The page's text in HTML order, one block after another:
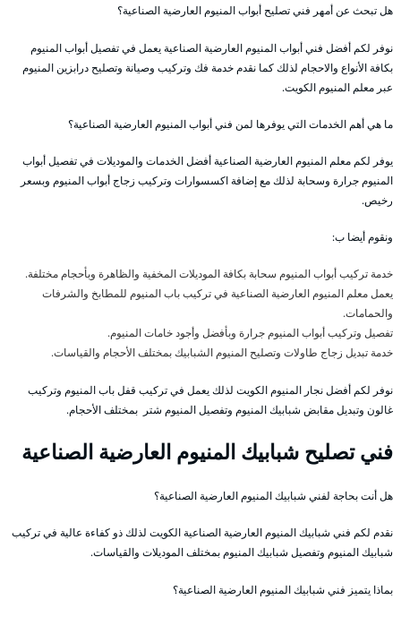
هل تبحث عن أمهر فني تصليح أبواب المنيوم العارضية الصناعية؟
نوفر لكم أفضل فني أبواب المنيوم العارضية الصناعية يعمل في تفصيل أبواب المنيوم
بكافة الأنواع والاحجام لذلك كما نقدم خدمة فك وتركيب وصيانة وتصليح درابزين المنيوم
عبر معلم المنيوم الكويت.
ما هي أهم الخدمات التي يوفرها لمن فني أبواب المنيوم العارضية الصناعية؟
يوفر لكم معلم المنيوم العارضية الصناعية أفضل الخدمات والموديلات في تفصيل أبواب
المنيوم جرارة وسحابة لذلك مع إضافة اكسسوارات وتركيب زجاج أبواب المنيوم وبسعر
رخيص.
ونقوم أيضا ب:
خدمة تركيب أبواب المنيوم سحابة بكافة الموديلات المخفية والظاهرة وبأحجام مختلفة.
يعمل معلم المنيوم العارضية الصناعية في تركيب باب المنيوم للمطابخ والشرفات
والحمامات.
تفصيل وتركيب أبواب المنيوم جرارة وبأفضل وأجود خامات المنيوم.
خدمة تبديل زجاج طاولات وتصليح المنيوم الشبابيك بمختلف الأحجام والقياسات.
نوفر لكم أفضل نجار المنيوم الكويت لذلك يعمل في تركيب قفل باب المنيوم وتركيب
غالون وتبديل مقابض شبابيك المنيوم وتفصيل المنيوم شتر بمختلف الأحجام.
فني تصليح شبابيك المنيوم العارضية الصناعية
هل أنت بحاجة لفني شبابيك المنيوم العارضية الصناعية؟
نقدم لكم فني شبابيك المنيوم العارضية الصناعية الكويت لذلك ذو كفاءة عالية في تركيب
شبابيك المنيوم وتفصيل شبابيك المنيوم بمختلف الموديلات والقياسات.
بماذا يتميز فني شبابيك المنيوم العارضية الصناعية؟